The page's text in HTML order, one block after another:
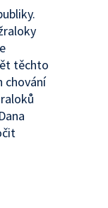
těchto
chování